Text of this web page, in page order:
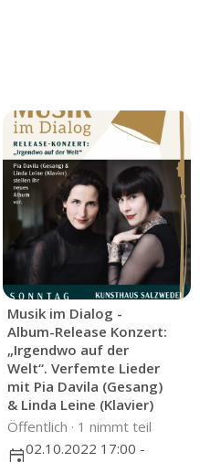
Musik im Dialog -
Album-Release Konzert:
„Irgendwo auf der
Welt“. Verfemte Lieder
mit Pia Davila (Gesang)
& Linda Leine (Klavier)
Öffentlich · 1 nimmt teil
02.10.2022 17:00 -